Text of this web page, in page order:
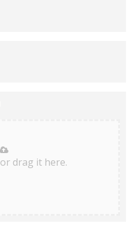
or drag it here.